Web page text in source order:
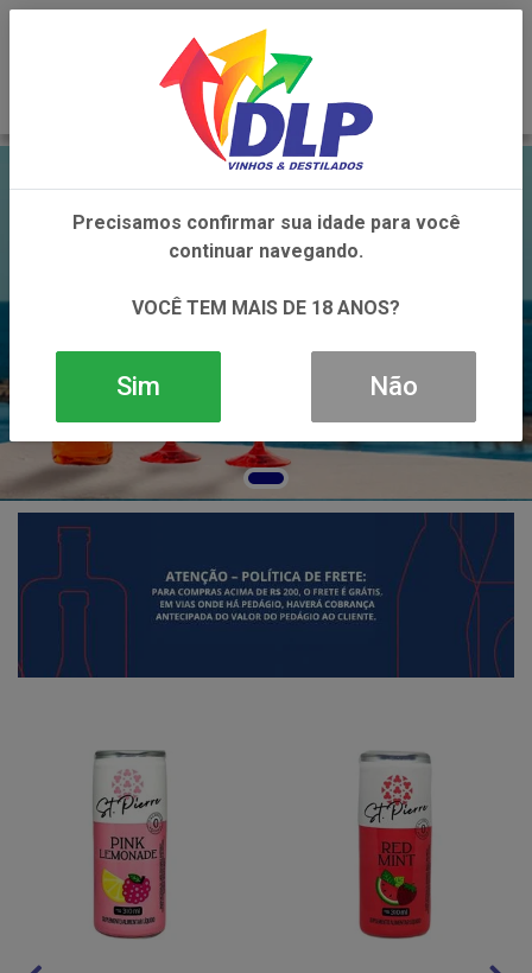
Precisamos confirmar sua idade para você
continuar navegando.
VOCÊ TEM MAIS DE 18 ANOS?
Sim Não